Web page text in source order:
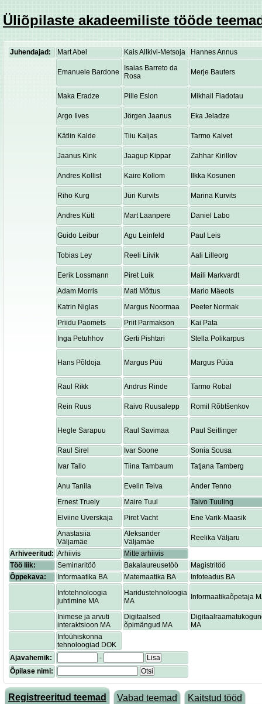
Üliõpilaste akadeemiliste tööde
Juhendajad: Mart Abel Kais Allkivi-Metsoja Hannes Annus
Emanuele Bardone
Isaias Barreto da
Rosa
Merje Bauters
Maka Eradze Pille Eslon Mikhail Fiadotau
Argo Ilves Jörgen Jaanus Eka Jeladze
Kätlin Kalde Tiiu Kaljas Tarmo Kalvet
Jaanus Kink Jaagup Kippar Zahhar Kirillov
Andres Kollist Kaire Kollom Ilkka Kosunen
Riho Kurg Jüri Kurvits Marina Kurvits
Andres Kütt Mart Laanpere Daniel Labo
Guido Leibur Agu Leinfeld Paul Leis
Tobias Ley Reeli Liivik Aali Lilleorg
Eerik Lossmann Piret Luik
Maili Markvardt
Adam Morris
Mati Mõttus
Mario Mäeots
Katrin Niglas
Margus Noormaa
Peeter Normak
Priidu Paomets
Priit Parmakson
Kai Pata
Inga Petuhhov
Gerti Pishtari Stella Polikarpus
Hans Põldoja Margus Püü Margus Püüa
Raul Rikk Andrus Rinde Tarmo Robal
Rein Ruus Raivo Ruusalepp Romil Rõbtšenkov
Hegle Sarapuu Raul Savimaa Paul Seitlinger
Raul Sirel Ivar Soone
Sonia Sousa
Ivar Tallo
Tiina Tambaum Tatjana Tamberg
Anu Tanila Evelin Teiva
Ander Tenno
Ernest Truely
Maire Tuul
Taivo Tuuling
Elviine Uverskaja
Piret Vacht
Ene Varik-Maasik
Anastasiia
Väljamäe
Aleksander
Väljamäe
Reelika Väljaru
Arhiveeritud: Arhiivis
Mitte arhiivis
Töö liik:
Seminaritöö Bakalaureusetöö
Magistritöö
Õppekava:
Informaatika BA Matemaatika BA
Infoteadus BA
Infotehnoloogia
juhtimine MA
Haridustehnoloogia
MA
Informaatikaõpetaja
Inimese ja arvuti
interaktsioon MA
Digitaalsed
õpimängud MA
MA
Infoühiskonna
tehnoloogiad DOK
Ajavahemik:
-
Lisa
Õpilase nimi:
Otsi
Registreeritud teemad Vabad teemad Kaitstud tööd